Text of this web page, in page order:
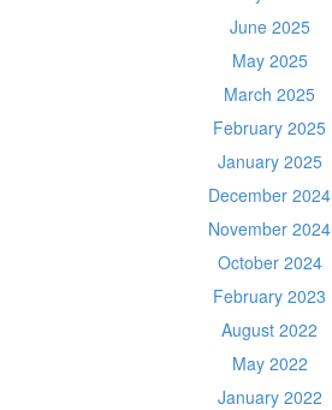
June 2025
May 2025
March 2025
February 2025
January 2025
December 2024
November 2024
October 2024
February 2023
August 2022
May 2022
January 2022